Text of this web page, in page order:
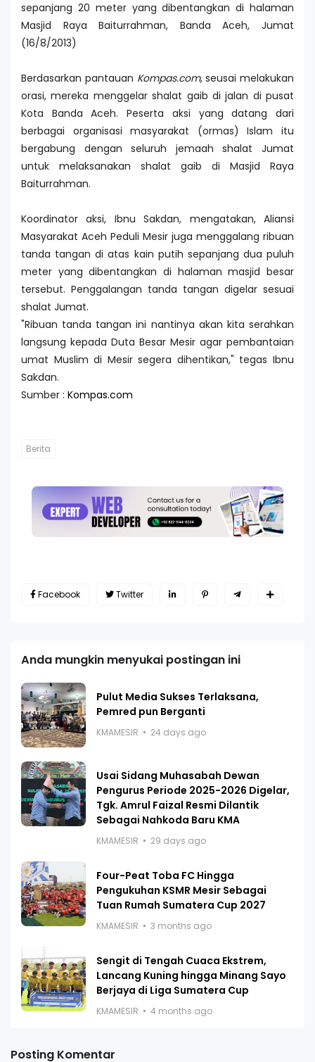
sepanjang 20 meter yang dibentangkan di halaman
Masjid Raya Baiturrahman, Banda Aceh, Jumat
(16/8/2013)
Berdasarkan pantauan Kompas.com, seusai melakukan
orasi, mereka menggelar shalat gaib di jalan di pusat
Kota Banda Aceh. Peserta aksi yang datang dari
berbagai organisasi masyarakat (ormas) Islam itu
bergabung dengan seluruh jemaah shalat Jumat
untuk melaksanakan shalat gaib di Masjid Raya
Baiturrahman.
Koordinator aksi, Ibnu Sakdan, mengatakan, Aliansi
Masyarakat Aceh Peduli Mesir juga menggalang ribuan
tanda tangan di atas kain putih sepanjang dua puluh
meter yang dibentangkan di halaman masjid besar
tersebut. Penggalangan tanda tangan digelar sesuai
shalat Jumat.
"Ribuan tanda tangan ini nantinya akan kita serahkan
langsung kepada Duta Besar Mesir agar pembantaian
umat Muslim di Mesir segera dihentikan," tegas Ibnu
Sakdan.
Sumber : Kompas.com
Berita
Facebook Twitter
Anda mungkin menyukai postingan ini
Pulut Media Sukses Terlaksana,
Pemred pun Berganti
KMAMESIR 24 days ago
Usai Sidang Muhasabah Dewan
Pengurus Periode 2025-2026 Digelar,
Tgk. Amrul Faizal Resmi Dilantik
Sebagai Nahkoda Baru KMA
KMAMESIR 29 days ago
Four-Peat Toba FC Hingga
Pengukuhan KSMR Mesir Sebagai
Tuan Rumah Sumatera Cup 2027
KMAMESIR 3 months ago
Sengit di Tengah Cuaca Ekstrem,
Lancang Kuning hingga Minang Sayo
Berjaya di Liga Sumatera Cup
KMAMESIR 4 months ago
Posting Komentar